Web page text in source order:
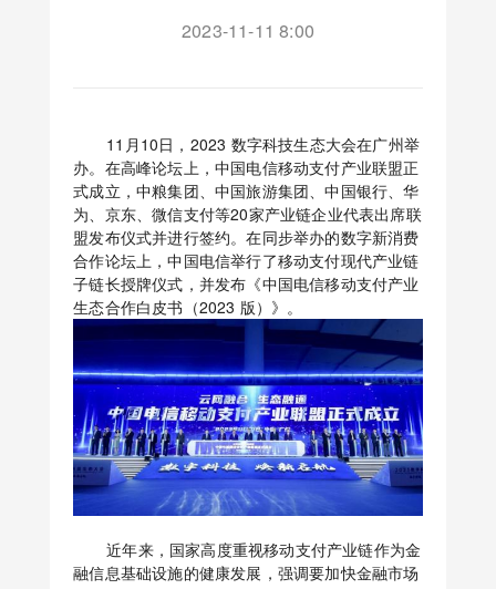
2023-11-11 8:00
11月10日，2023 数字科技生态大会在广州举
办。在高峰论坛上，中国电信移动支付产业联盟正
式成立，中粮集团、中国旅游集团、中国银行、华
为、京东、微信支付等20家产业链企业代表出席联
盟发布仪式并进行签约。在同步举办的数字新消费
合作论坛上，中国电信举行了移动支付现代产业链
子链长授牌仪式，并发布《中国电信移动支付产业
生态合作白皮书（2023 版）》。
近年来，国家高度重视移动支付产业链作为金
融信息基础设施的健康发展，强调要加快金融市场